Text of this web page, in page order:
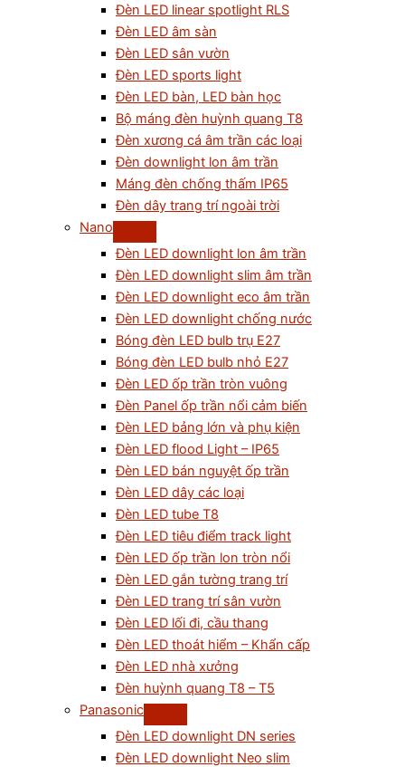
Đèn LED linear spotlight RLS
Đèn LED âm sàn
Đèn LED sân vườn
Đèn LED sports light
Đèn LED bàn, LED bàn học
Bộ máng đèn huỳnh quang T8
Đèn xương cá âm trần các loại
Đèn downlight lon âm trần
Máng đèn chống thấm IP65
Đèn dây trang trí ngoài trời
Nano
Đèn LED downlight lon âm trần
Đèn LED downlight slim âm trần
Đèn LED downlight eco âm trần
Đèn LED downlight chống nước
Bóng đèn LED bulb trụ E27
Bóng đèn LED bulb nhỏ E27
Đèn LED ốp trần tròn vuông
Đèn Panel ốp trần nổi cảm biến
Đèn LED bảng lớn và phụ kiện
Đèn LED flood Light – IP65
Đèn LED bán nguyệt ốp trần
Đèn LED dây các loại
Đèn LED tube T8
Đèn LED tiêu điểm track light
Đèn LED ốp trần lon tròn nổi
Đèn LED gắn tường trang trí
Đèn LED trang trí sân vườn
Đèn LED lối đi, cầu thang
Đèn LED thoát hiểm – Khẩn cấp
Đèn LED nhà xưởng
Đèn huỳnh quang T8 – T5
Panasonic
Đèn LED downlight DN series
Đèn LED downlight Neo slim